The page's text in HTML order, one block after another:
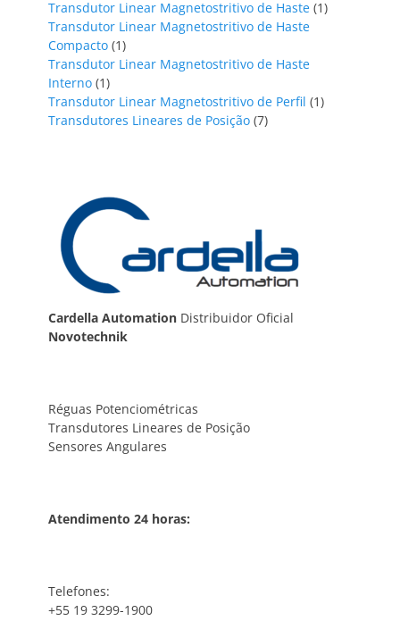
produtos
Transdutor Linear Magnetostritivo de Haste 11
Transdutor Linear Magnetostritivo de Haste
Compacto 11
produto
Transdutor Linear Magnetostritivo de Haste
Interno 11
produto
Transdutor Linear Magnetostritivo de Perfil 11
Transdutores Lineares de Posição 77
Cardella Automation Distribuidor Oficial
Novotechnik
Réguas Potenciométricas
Transdutores Lineares de Posição
Sensores Angulares
Atendimento 24 horas:
Telefones:
+55 19 3299-1900